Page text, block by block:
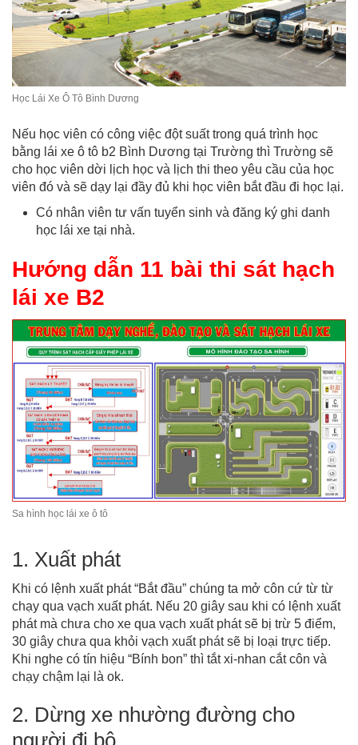
Học Lái Xe Ô Tô Bình Dương
Nếu học viên có công việc đột suất trong quá trình học
bằng lái xe ô tô b2 Bình Dương tại Trường thì Trường sẽ
cho học viên dời lịch học và lịch thi theo yêu cầu của học
viên đó và sẽ dạy lại đầy đủ khi học viên bắt đầu đi học lại.
Có nhân viên tư vấn tuyển sinh và đăng ký ghi danh
học lái xe tại nhà.
Hướng dẫn 11 bài thi sát hạch
lái xe B2
Sa hình học lái xe ô tô
1. Xuất phát
Khi có lệnh xuất phát “Bắt đầu” chúng ta mở côn cứ từ từ
chạy qua vạch xuất phát. Nếu 20 giây sau khi có lệnh xuất
phát mà chưa cho xe qua vạch xuất phát sẽ bị trừ 5 điểm,
30 giây chưa qua khỏi vạch xuất phát sẽ bị loại trực tiếp.
Khi nghe có tín hiệu “Bính bon” thì tắt xi-nhan cắt côn và
chạy chậm lại là ok.
2. Dừng xe nhường đường cho
người đi bộ